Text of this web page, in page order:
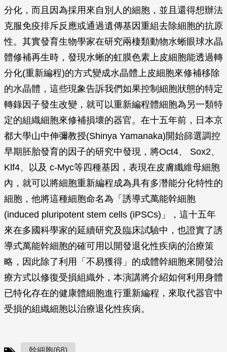
分化，而且因為採用來自別人的細胞，並且還得想辦法
克服免疫排斥反應或通過遺傳基因重組去除細胞的抗原
性。其實發育生物學家在研究兩棲類動物水蜥眼球水晶
體修補再生時，發現水蜥的虹膜色素上皮細胞能透過轉
分化(重新編程)的方式變成水晶體上皮細胞來修補移除
的水晶體，這些現象告訴我們如果控制細胞狀態的特定
轉錄因子發生改變，就可以重新編程體細胞為另一類特
定的組織細胞來修補損壞的器官。在十五年前，日本京
都大學山中伸彌教授(Shinya Yamanaka)開始篩選調控
早期胚胎發育的因子的研究中發現，將Oct4、 Sox2、
Klf4、以及 c-Myc等四種基因，表現在皮膚纖維母細胞
內，就可以將細胞重新編程成為具有多濳能分化特性的
細胞，他將這種細胞命名為「誘導式萬能幹細胞
(induced pluripotent stem cells (iPSCs)」，這十五年
來在多國科學家的延續研究及臨床試驗中，也證實了誘
導式萬能幹細胞的確可用以開發退化性疾病的治療策
略，因此除了利用「不易獲得」的成體幹細胞來開發治
療方式以修復受損組織外，本演講將介紹如何利用身體
已特化存在的健康體細胞進行重新編程，來取代器官中
受損的組織細胞以治療退化性疾病。
幹細胞(68)